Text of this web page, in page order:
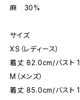
麻 30%
サイズ
XS（レディース）
着丈 82.0cm/バスト
M（メンズ）
着丈 85.0cm/バスト